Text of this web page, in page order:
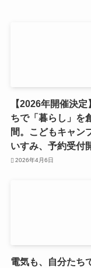
【2026年開催決
ちで「暮らし」を
間。こどもキャン
いすみ、予約受付
2026年4月6日
電気も、自分たち